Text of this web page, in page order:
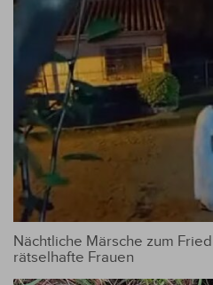
Nächtliche Märsche zum
rätselhafte Frauen